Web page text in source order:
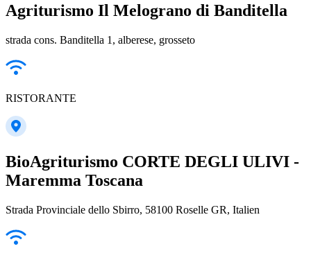
Agriturismo Il Melograno di Banditella
strada cons. Banditella 1, alberese, grosseto
RISTORANTE
BioAgriturismo CORTE DEGLI ULIVI -
Maremma Toscana
Strada Provinciale dello Sbirro, 58100 Roselle GR, Italien